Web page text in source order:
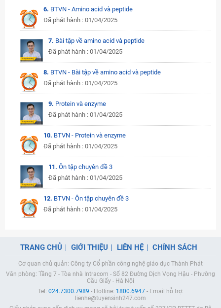
6. BTVN - Amino acid và peptide
Đã phát hành : 01/04/2025
7. Bài tập về amino acid và peptide
Đã phát hành : 01/04/2025
8. BTVN - Bài tập về amino acid và peptide
Đã phát hành : 01/04/2025
9. Protein và enzyme
Đã phát hành : 01/04/2025
10. BTVN - Protein và enzyme
Đã phát hành : 01/04/2025
11. Ôn tập chuyên đề 3
Đã phát hành : 01/04/2025
12. BTVN - Ôn tập chuyên đề 3
Đã phát hành : 01/04/2025
TRANG CHỦ GIỚI THIỆU LIÊN HỆ CHÍNH SÁCH
Cơ quan chủ quản: Công ty Cổ phần công nghệ giáo dục Thành Phát
Văn phòng: Tầng 7 - Tòa nhà Intracom - Số 82 Đường Dịch Vọng Hậu - Phường
Cầu Giấy - Hà Nội
Tel: 024.7300.7989 - Hotline: 1800.6947- Email hỗ trợ:
lienhe@tuyensinh247.com